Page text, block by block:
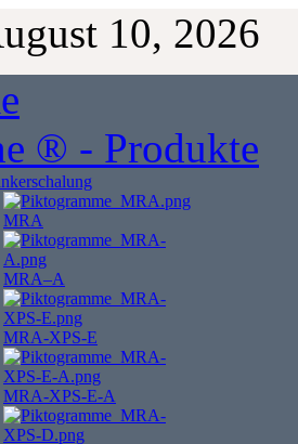
10, 2026
® - Produkte
MRA
MRA–A
MRA-XPS-E
MRA-XPS-E-A